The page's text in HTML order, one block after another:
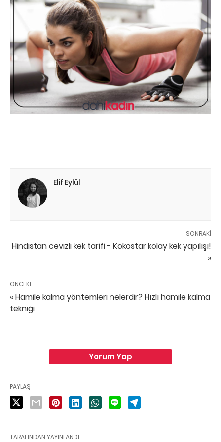
Elif Eylül
SONRAKI
Hindistan cevizli kek tarifi - Kokostar kolay kek yapılışı!
»
ÖNCEKI
« Hamile kalma yöntemleri nelerdir? Hızlı hamile kalma
tekniği
Yorum Yap
PAYLAŞ
TARAFINDAN YAYINLANDI